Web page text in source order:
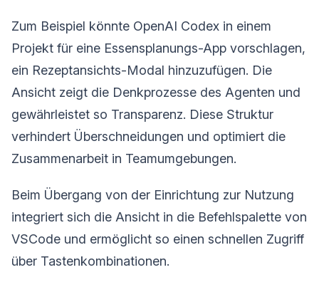
Zum Beispiel könnte OpenAI Codex in einem
Projekt für eine Essensplanungs-App vorschlagen,
ein Rezeptansichts-Modal hinzuzufügen. Die
Ansicht zeigt die Denkprozesse des Agenten und
gewährleistet so Transparenz. Diese Struktur
verhindert Überschneidungen und optimiert die
Zusammenarbeit in Teamumgebungen.
Beim Übergang von der Einrichtung zur Nutzung
integriert sich die Ansicht in die Befehlspalette von
VSCode und ermöglicht so einen schnellen Zugriff
über Tastenkombinationen.